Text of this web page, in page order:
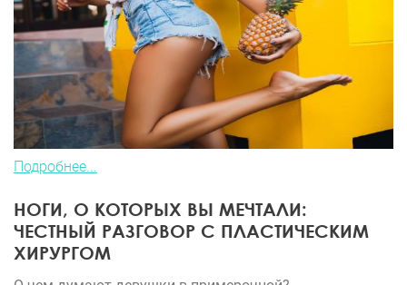
Подробнее...
НОГИ, О КОТОРЫХ ВЫ МЕЧТАЛИ:
ЧЕСТНЫЙ РАЗГОВОР С ПЛАСТИЧЕСКИМ
ХИРУРГОМ